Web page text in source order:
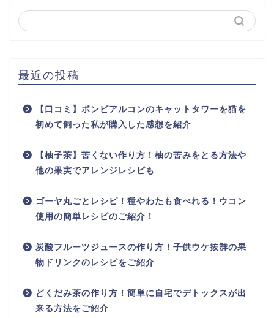
最近の投稿
【口コミ】ボンビアルコンのキャットタワーを猫を
初めて飼った私が購入した感想を紹介
【柚子茶】苦くない作り方！柚の苦みをとる方法や
他の果実でアレンジレシピも
ゴーヤ丸ごとレシピ！種やわたも食べれる！ウコン
使用の簡単レシピのご紹介！
炭酸フルーツジュースの作り方！子供ウケ抜群の果
物ドリンクのレシピをご紹介
どくだみ茶の作り方！簡単に自宅でデトックスが出
来る方法をご紹介